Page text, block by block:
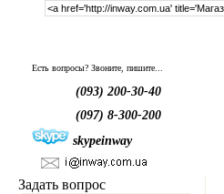
Есть вопросы? Звоните, пишите...
(093) 200-30-40
(097) 8-300-200
skypeinway
Задать вопрос